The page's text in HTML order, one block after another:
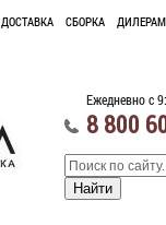
ДОСТАВКА СБОРКА ДИЛЕРАМ
Ежедневно с
8 800